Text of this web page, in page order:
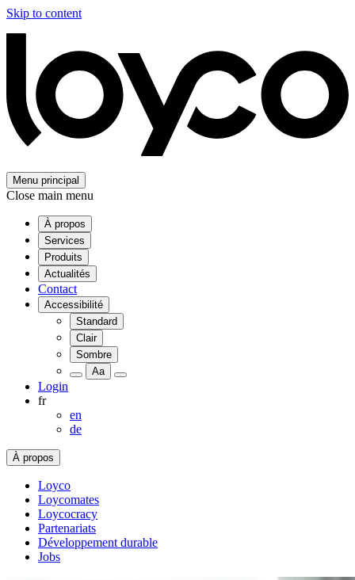
Skip to content
Menu principal
Close main menu
À propos
Services
Produits
Actualités
Contact
Accessibilité
Standard
Clair
Sombre
Aa
Login
fr
en
de
À propos
Loyco
Loycomates
Loycocracy
Partenariats
Développement durable
Jobs